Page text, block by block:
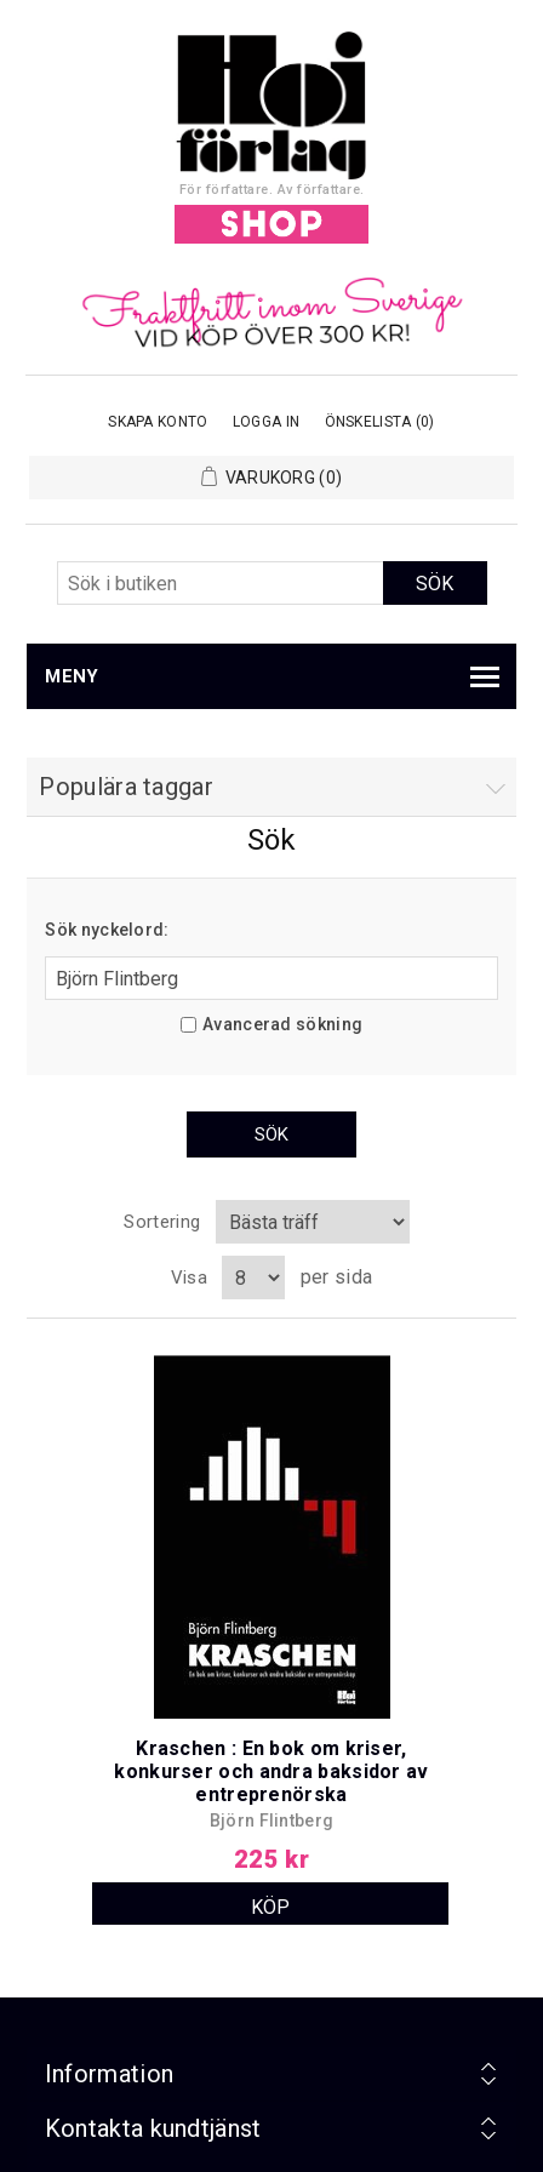
För författare. Av författare.
SKAPA KONTO LOGGA IN ÖNSKELISTA (0)
VARUKORG (0)
MENY
Populära taggar
Sök
Sök nyckelord:
Avancerad sökning
Sortering
Visa per sida
Kraschen : En bok om kriser,
konkurser och andra baksidor av
entreprenörska
Björn Flintberg
225 kr
Information
Kontakta kundtjänst